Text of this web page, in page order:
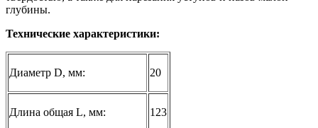
глубины.
Технические характеристики:
Диаметр D, мм: 20
Длина общая L, мм: 123